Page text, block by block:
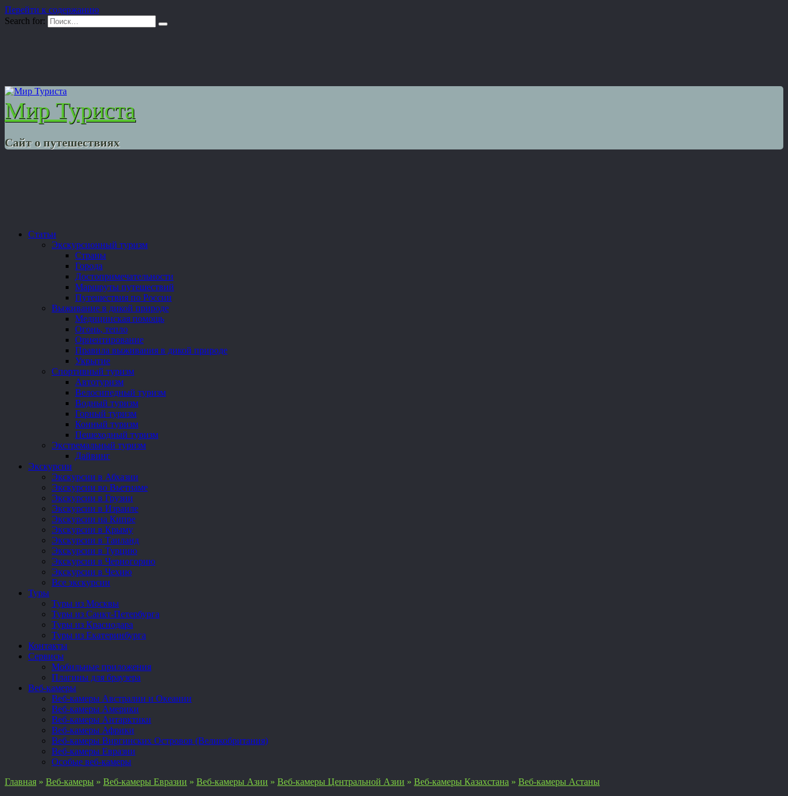
Перейти к содержанию
Search for:
Мир Туриста
Сайт о путешествиях
Статьи
Экскурсионный туризм
Страны
Города
Достопримечательности
Маршруты путешествий
Путешествия по России
Выживание в дикой природе
Медицинская помощь
Огонь, тепло
Ориентирование
Правила выживания в дикой природе
Укрытие
Спортивный туризм
Автотуризм
Велосипедный туризм
Водный туризм
Горный туризм
Конный туризм
Пешеходный туризм
Экстремальный туризм
Дайвинг
Экскурсии
Экскурсии в Абхазии
Экскурсии во Вьетнаме
Экскурсии в Грузии
Экскурсии в Израиле
Экскурсии на Кипре
Экскурсии в Крыму
Экскурсии в Таиланд
Экскурсии в Турцию
Экскурсии в Черногорию
Экскурсии в Чехию
Все экскурсии
Туры
Туры из Москвы
Туры из Санкт-Петербурга
Туры из Краснодара
Туры из Екатеринбурга
Контакты
Сервисы
Мобильные приложения
Плагины для браузера
Веб-камеры
Веб-камеры Австралии и Океании
Веб-камеры Америки
Веб-камеры Антарктики
Веб-камеры Африки
Веб-камеры Виргинских Островов (Великобритания)
Веб-камеры Евразии
Особые веб-камеры
Главная » Веб-камеры » Веб-камеры Евразии » Веб-камеры Азии » Веб-камеры Центральной Азии » Веб-камеры Казахстана » Веб-камеры Астаны